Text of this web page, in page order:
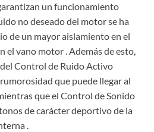
un funcionamiento
no deseado del motor se ha
de un mayor aislamiento en el
el vano motor . Además de esto,
Control de Ruido Activo
que puede llegar al
que el Control de Sonido
de carácter deportivo de la
.